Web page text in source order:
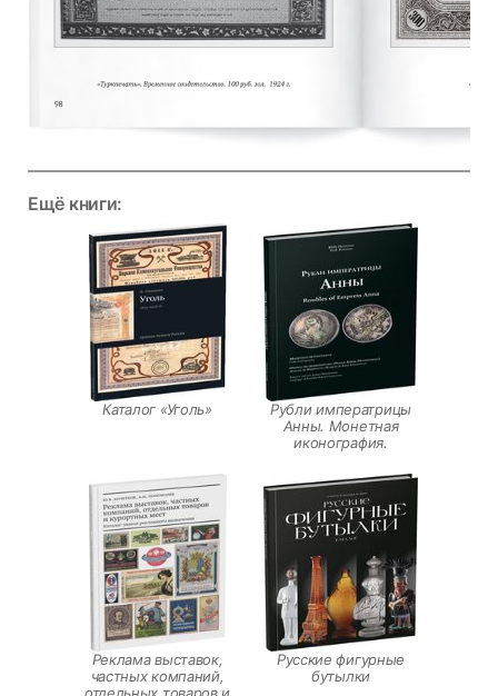
Ещё книги:
Каталог «Уголь»
Рубли императрицы
Анны. Монетная
иконография.
Реклама выставок,
частных компаний,
Русские фигурные
бутылки